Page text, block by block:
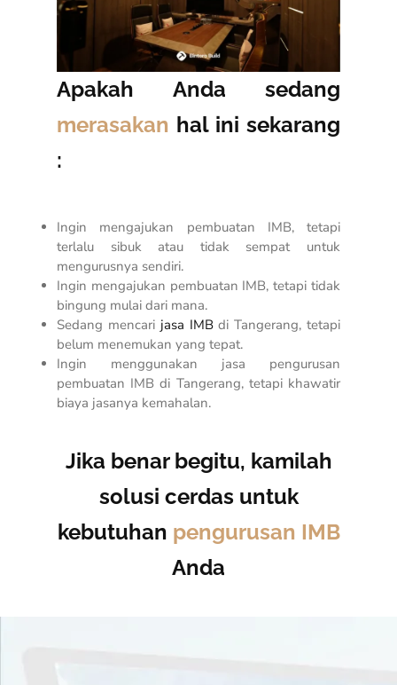
Apakah Anda sedang
merasakan hal ini sekarang
:
Ingin mengajukan pembuatan IMB, tetapi
terlalu sibuk atau tidak sempat untuk
mengurusnya sendiri.
Ingin mengajukan pembuatan IMB, tetapi tidak
bingung mulai dari mana.
Sedang mencari jasa IMBdi Tangerang, tetapi
belum menemukan yang tepat.
Ingin menggunakan jasa pengurusan
pembuatan IMB di Tangerang, tetapi khawatir
biaya jasanya kemahalan.
Jika benar begitu, kamilah
solusi cerdas untuk
kebutuhan pengurusan IMB
Anda